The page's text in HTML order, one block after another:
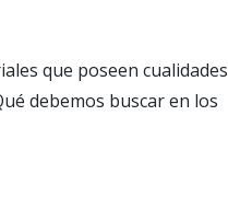
que poseen cualidades
debemos buscar en los